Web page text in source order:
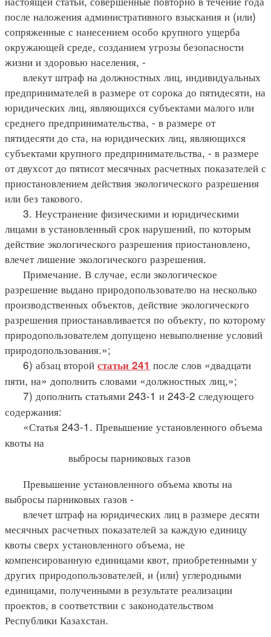
после наложения административного взыскания и (или)
сопряженные с нанесением особо крупного ущерба
окружающей среде, созданием угрозы безопасности
жизни и здоровью населения, -
влекут штраф на должностных лиц, индивидуальных
предпринимателей в размере от сорока до пятидесяти, на
юридических лиц, являющихся субъектами малого или
среднего предпринимательства, - в размере от
пятидесяти до ста, на юридических лиц, являющихся
субъектами крупного предпринимательства, - в размере
от двухсот до пятисот месячных расчетных показателей с
приостановлением действия экологического разрешения
или без такового.
3. Неустранение физическими и юридическими
лицами в установленный срок нарушений, по которым
действие экологического разрешения приостановлено,
влечет лишение экологического разрешения.
Примечание. В случае, если экологическое
разрешение выдано природопользователю на несколько
производственных объектов, действие экологического
разрешения приостанавливается по объекту, по которому
природопользователем допущено невыполнение условий
природопользования.»;
6) абзац второй статьи 241 после слов «двадцати
пяти, на» дополнить словами «должностных лиц,»;
7) дополнить статьями 243-1 и 243-2 следующего
содержания:
«Статья 243-1. Превышение установленного объема
квоты на
выбросы парниковых газов
Превышение установленного объема квоты на
выбросы парниковых газов -
влечет штраф на юридических лиц в размере десяти
месячных расчетных показателей за каждую единицу
квоты сверх установленного объема, не
компенсированную единицами квот, приобретенными у
других природопользователей, и (или) углеродными
единицами, полученными в результате реализации
проектов, в соответствии с законодательством
Республики Казахстан.